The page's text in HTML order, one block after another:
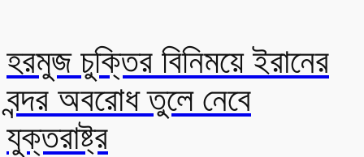
হরমুজ চুক্তির বিনিময়ে ইরানের
বন্দর অবরোধ তুলে নেবে
যুক্তরাষ্ট্র